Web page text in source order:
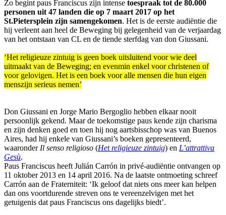
Zo begint paus Franciscus zijn intense toespraak tot de 80.000
personen uit 47 landen die op 7 maart 2017 op het
St.Pietersplein zijn samengekomen. Het is de eerste audiëntie die
hij verleent aan heel de Beweging bij gelegenheid van de verjaardag
van het ontstaan van CL en de tiende sterfdag van don Giussani.
‘Het religieuze zintuig is geen boek uitsluitend voor wie deel
uitmaakt van de Beweging; en evenmin enkel voor christenen of
voor gelovigen. Het is een boek voor alle mensen die hun eigen
menszijn serieus nemen’
Don Giussani en Jorge Mario Bergoglio hebben elkaar nooit
persoonlijk gekend. Maar de toekomstige paus kende zijn charisma
en zijn denken goed en toen hij nog aartsbisschop was van Buenos
Aires, had hij enkele van Giussani’s boeken gepresenteerd,
waaronder Il senso religioso (Het religieuze zintuig) en L’attrattiva
Gesù.
Paus Franciscus heeft Julián Carrón in privé-audiëntie ontvangen op
11 oktober 2013 en 14 april 2016. Na de laatste ontmoeting schreef
Carrón aan de Fraterniteit: ‘Ik geloof dat niets ons meer kan helpen
dan ons voortdurende streven ons te vereenzelvigen met het
getuigenis dat paus Franciscus ons dagelijks biedt’.